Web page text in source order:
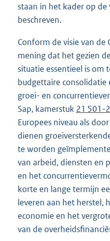
staan in het kader op de
beschreven.
Conform de visie van de
mening dat het gezien
situatie essentieel is om
budgettaire consolidatie
groei- en
Sap, kamerstuk 21 501-
Europees niveau als
dienen
te worden
van arbeid, diensten en
en het
korte en lange termijn
leveren aan het herstel,
economie en het
van de